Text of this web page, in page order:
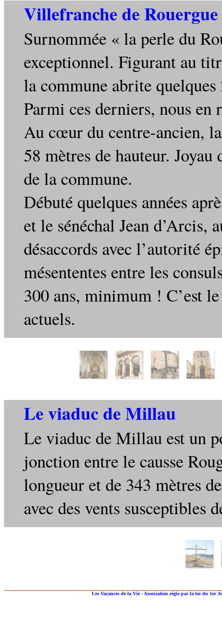
Villefranche de Rouergue
Surnommée « la perle du
exceptionnel. Figurant au
la commune abrite
Parmi ces derniers, nous
Au cœur du centre-ancien,
58 mètres de hauteur.
de la commune.
Débuté quelques années
et le sénéchal Jean
désaccords avec l’autorité
mésententes entre les
300 ans, minimum ! C’est
actuels.
Le viaduc de Millau
Le viaduc de Millau est un
jonction entre le causse
longueur et de 343 mètres
avec des vents susceptibles
Les Vacances de la Vie - Association régie par la loi du 1er